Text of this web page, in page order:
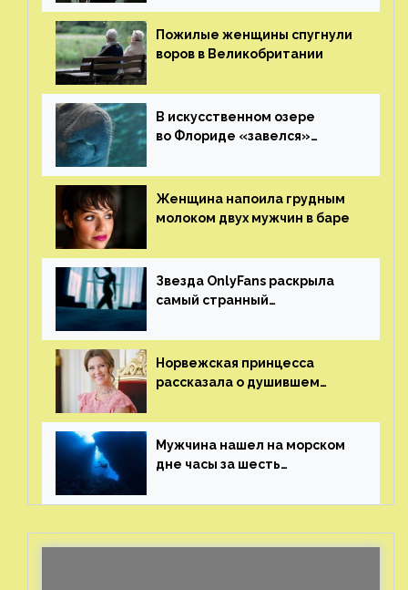
ему жизнь
Пожилые женщины спугнули
воров в Великобритании
В искусственном озере
во Флориде «завелся»
Женщина напоила грудным
молоком двух мужчин в баре
Звезда OnlyFans раскрыла
самый странный
от фаната
Норвежская принцесса
рассказала о душившем
генерала
Мужчина нашел на морском
дне часы за шесть
с помощью пластиковых